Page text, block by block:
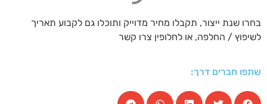
בחרו שנת ייצור, תקבלו מחיר מדוייק ותוכלו גם לקבוע תאריך
לשיפוץ / החלפה, או לחלופין צרו קשר
שתפו חברים דרך: